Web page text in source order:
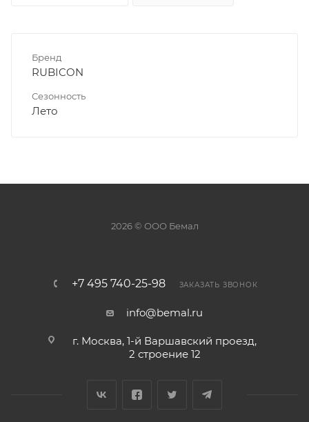
Бренд
RUBICON
Сезонность
Лето
2026 © ООО Бемал
+7 495 740-25-98 ЗАКАЗАТЬ ЗВОНОК
info@bemal.ru
г. Москва, 1-й Варшавский проезд,
2 строение 12